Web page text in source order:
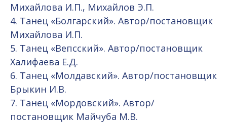
Михайлова И.П., Михайлов Э.П.
4. Танец «Болгарский». Автор/постановщик
Михайлова И.П.
5. Танец «Вепсский». Автор/постановщик
Халифаева Е.Д.
6. Танец «Молдавский». Автор/постановщик
Брыкин И.В.
7. Танец «Мордовский». Автор/
постановщик Майчуба М.В.